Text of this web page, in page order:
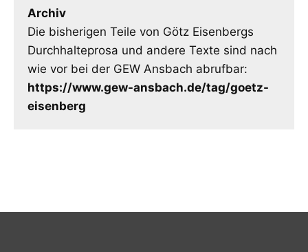
Archiv
Die bisherigen Teile von Götz Eisenbergs
Durchhalteprosa und andere Texte sind nach
wie vor bei der GEW Ansbach abrufbar:
https://www.gew-ansbach.de/tag/goetz-
eisenberg